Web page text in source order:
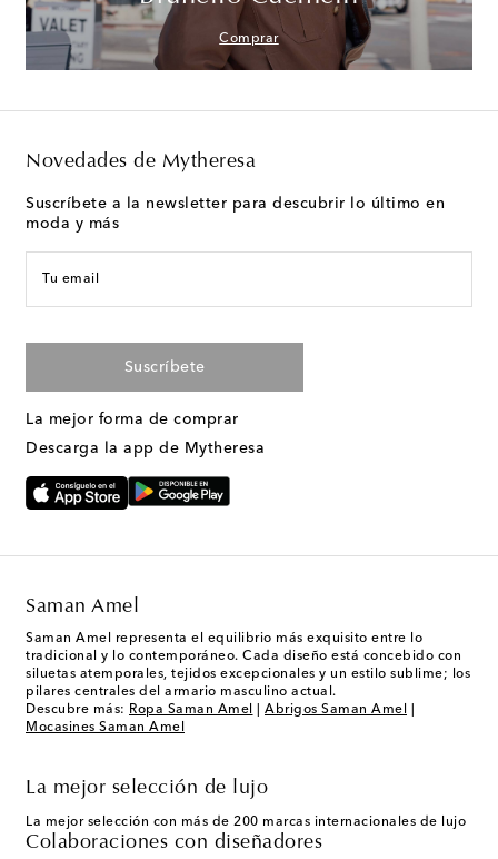
Comprar
Novedades de Mytheresa
Suscríbete a la newsletter para descubrir lo último en
moda y más
Tu email
Suscríbete
La mejor forma de comprar
Descarga la app de Mytheresa
Saman Amel
Saman Amel representa el equilibrio más exquisito entre lo
tradicional y lo contemporáneo. Cada diseño está concebido con
siluetas atemporales, tejidos excepcionales y un estilo sublime; los
pilares centrales del armario masculino actual.
Descubre más: Ropa Saman Amel Abrigos Saman Amel
Mocasines Saman Amel
La mejor selección de lujo
La mejor selección con más de 200 marcas internacionales de lujo
Colaboraciones con diseñadores